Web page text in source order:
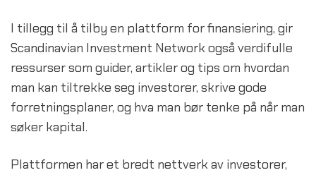
I tillegg til å tilby en plattform for finansiering, gir
Scandinavian Investment Network også verdifulle
ressurser som guider, artikler og tips om hvordan
man kan tiltrekke seg investorer, skrive gode
forretningsplaner, og hva man bør tenke på når man
søker kapital.
Plattformen har et bredt nettverk av investorer,